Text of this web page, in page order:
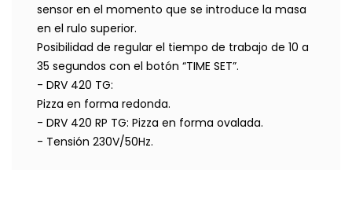
sensor en el momento que se introduce la masa
en el rulo superior.
Posibilidad de regular el tiempo de trabajo de 10 a
35 segundos con el botón “TIME SET”.
- DRV 420 TG:
Pizza en forma redonda.
- DRV 420 RP TG: Pizza en forma ovalada.
- Tensión 230V/50Hz.